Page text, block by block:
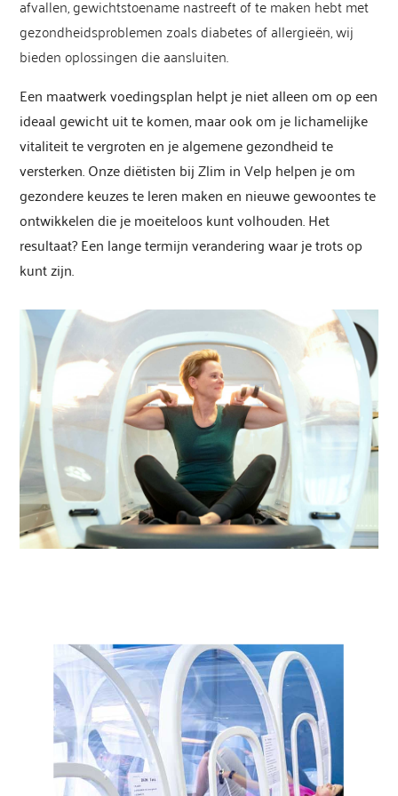
afvallen, gewichtstoename nastreeft of te maken hebt met
gezondheidsproblemen zoals diabetes of allergieën, wij
bieden oplossingen die aansluiten.
Een maatwerk voedingsplan helpt je niet alleen om op een
ideaal gewicht uit te komen, maar ook om je lichamelijke
vitaliteit te vergroten en je algemene gezondheid te
versterken. Onze diëtisten bij Zlim in Velp helpen je om
gezondere keuzes te leren maken en nieuwe gewoontes te
ontwikkelen die je moeiteloos kunt volhouden. Het
resultaat? Een lange termijn verandering waar je trots op
kunt zijn.